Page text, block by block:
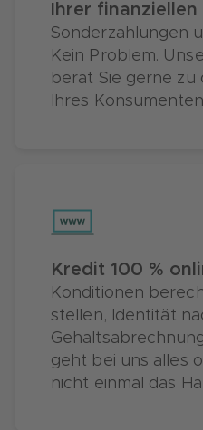
Ihrer
Sonderzahlungen
Kein Problem.
berät Sie gerne zu
Ihres
Kredit 100 %
Konditionen
stellen, Identität
geht bei uns alles
nicht einmal das